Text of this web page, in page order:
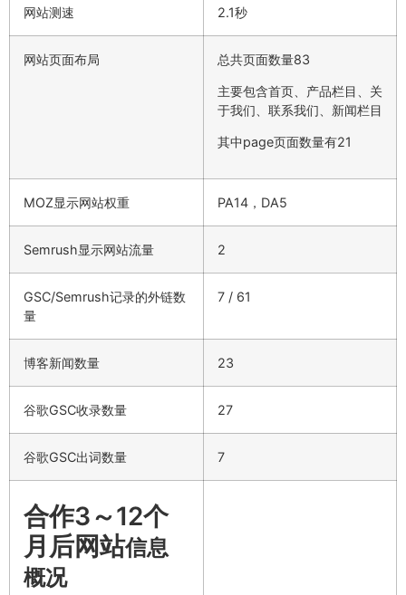
网站测速 2.1秒
网站页面布局 总共页面数量83
主要包含首页、产品栏目、关
于我们、联系我们、新闻栏目
其中page页面数量有21
MOZ显示网站权重 PA14，DA5
Semrush显示网站流量 2
GSC/Semrush记录的外链数
量
7 / 61
博客新闻数量 23
谷歌GSC收录数量 27
谷歌GSC出词数量 7
合作3～12个
月后网站信息
概况